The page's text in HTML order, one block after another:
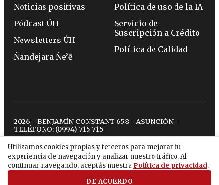
Utilizamos cookies propias y terceros para mejorar tu
experiencia de navegación y analizar nuestro tráfico. Al
continuar navegando, aceptás nuestra Política de privacidad.
DE ACUERDO
Noticias positivas
Pódcast ÚH
Newsletters ÚH
Ñandejara Ñe’ẽ
Política de uso de la IA
Servicio de
Suscripción a Crédito
Política de Calidad
2026 - BENJAMÍN CONSTANT 658 - ASUNCIÓN -
TELÉFONO: (0994) 715 715
twitterinstagram
facebook
tiktokyoutubespotify